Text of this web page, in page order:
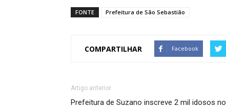
FONTE Prefeitura de São Sebastião
COMPARTILHAR Facebook
Artigo anterior
Prefeitura de Suzano inscreve 2 mil idosos no